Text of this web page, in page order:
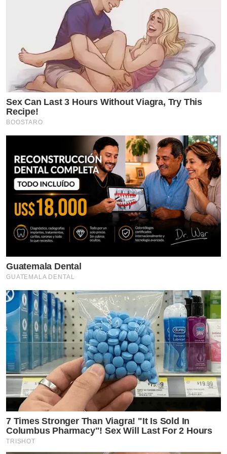
Sex Can Last 3 Hours Without Viagra, Try This
Recipe!
BOOSTARO
Guatemala Dental
GUATEMALA DENTAL
7 Times Stronger Than Viagra! "It Is Sold In
Columbus Pharmacy"! Sex Will Last For 2 Hours
TRISHOT